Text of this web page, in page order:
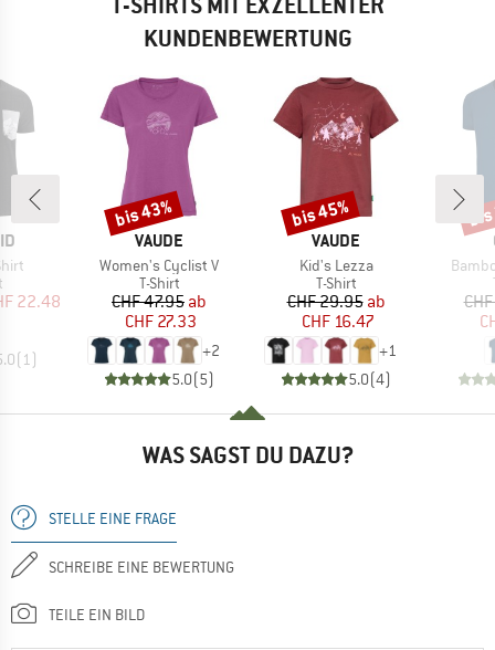
KUNDENBEWERTUNG
Preis
22.48
(1)
MARKE
VAUDE
Artikel
Women's Cyclist V
Produktgruppe
T-Shirt
Preis
CHF 47.95reduzierter Preis
ab
CHF 27.33
+2
5.0(5)
Rabatt
bis 43%
MARKE
VAUDE
Artikel
Kid's Lezza
Produktgruppe
T-Shirt
Preis
CHF 29.95reduzierter Preis
ab
CHF 16.47
+1
5.0(4)
Rabatt
bis 45%
Artikel
WAS SAGST DU DAZU?
STELLE EINE FRAGE
SCHREIBE EINE BEWERTUNG
TEILE EIN BILD